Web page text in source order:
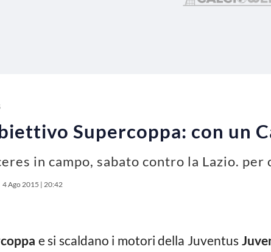
Supercoppa: con un
in campo, sabato contro la Lazio.
4 Ago 2015 | 20:42
e si scaldano i motori della Juventus